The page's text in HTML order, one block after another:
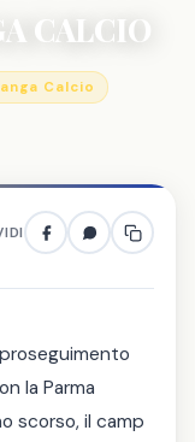
CALCIO
Calcio
la Parma
scorso, il camp